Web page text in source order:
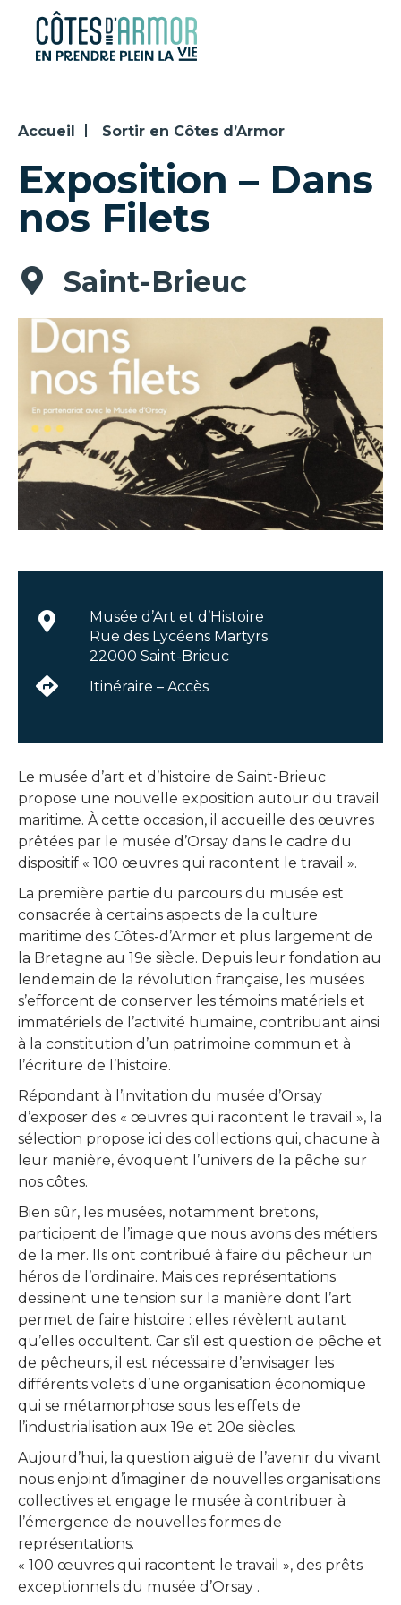
Panneau de gestion des cookies
Accueil Sortir en Côtes d’Armor
Exposition – Dans
nos Filets
Saint-Brieuc
Le musée d’art et d’histoire de Saint-Brieuc
propose une nouvelle exposition autour du travail
maritime. À cette occasion, il accueille des œuvres
prêtées par le musée d’Orsay dans le cadre du
dispositif « 100 œuvres qui racontent le travail ».
La première partie du parcours du musée est
consacrée à certains aspects de la culture
maritime des Côtes-d’Armor et plus largement de
la Bretagne au 19e siècle. Depuis leur fondation au
lendemain de la révolution française, les musées
s’efforcent de conserver les témoins matériels et
immatériels de l’activité humaine, contribuant ainsi
à la constitution d’un patrimoine commun et à
l’écriture de l’histoire.
Répondant à l’invitation du musée d’Orsay
d’exposer des « œuvres qui racontent le travail », la
sélection propose ici des collections qui, chacune à
leur manière, évoquent l’univers de la pêche sur
nos côtes.
Bien sûr, les musées, notamment bretons,
participent de l’image que nous avons des métiers
de la mer. Ils ont contribué à faire du pêcheur un
héros de l’ordinaire. Mais ces représentations
dessinent une tension sur la manière dont l’art
permet de faire histoire : elles révèlent autant
qu’elles occultent. Car s’il est question de pêche et
de pêcheurs, il est nécessaire d’envisager les
différents volets d’une organisation économique
qui se métamorphose sous les effets de
l’industrialisation aux 19e et 20e siècles.
Aujourd’hui, la question aiguë de l’avenir du vivant
nous enjoint d’imaginer de nouvelles organisations
collectives et engage le musée à contribuer à
l’émergence de nouvelles formes de
représentations.
« 100 œuvres qui racontent le travail », des prêts
exceptionnels du musée d’Orsay .
Musée d’Art et d’Histoire
Rue des Lycéens Martyrs
22000 Saint-Brieuc
Itinéraire – Accès